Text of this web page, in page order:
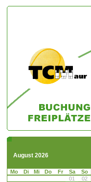
August 2026
Mo Di Mi Do Fr Sa
So
01
02